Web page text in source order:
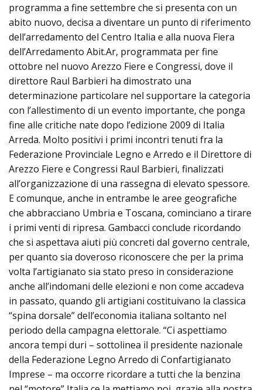
programma a fine settembre che si presenta con un
abito nuovo, decisa a diventare un punto di riferimento
dell’arredamento del Centro Italia e alla nuova Fiera
dell’Arredamento Abit.Ar, programmata per fine
ottobre nel nuovo Arezzo Fiere e Congressi, dove il
direttore Raul Barbieri ha dimostrato una
determinazione particolare nel supportare la categoria
con l’allestimento di un evento importante, che ponga
fine alle critiche nate dopo l’edizione 2009 di Italia
Arreda. Molto positivi i primi incontri tenuti fra la
Federazione Provinciale Legno e Arredo e il Direttore di
Arezzo Fiere e Congressi Raul Barbieri, finalizzati
all’organizzazione di una rassegna di elevato spessore.
E comunque, anche in entrambe le aree geografiche
che abbracciano Umbria e Toscana, cominciano a tirare
i primi venti di ripresa. Gambacci conclude ricordando
che si aspettava aiuti più concreti dal governo centrale,
per quanto sia doveroso riconoscere che per la prima
volta l’artigianato sia stato preso in considerazione
anche all’indomani delle elezioni e non come accadeva
in passato, quando gli artigiani costituivano la classica
“spina dorsale” dell’economia italiana soltanto nel
periodo della campagna elettorale. “Ci aspettiamo
ancora tempi duri – sottolinea il presidente nazionale
della Federazione Legno Arredo di Confartigianato
Imprese – ma occorre ricordare a tutti che la benzina